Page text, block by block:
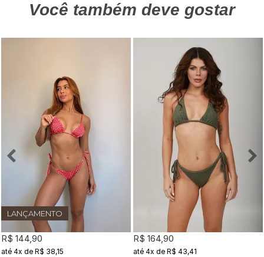
Você também deve gostar
LANÇAMENTO
R$ 144,90
4x de R$ 38,15
R$ 164,90
4x de R$ 43,41